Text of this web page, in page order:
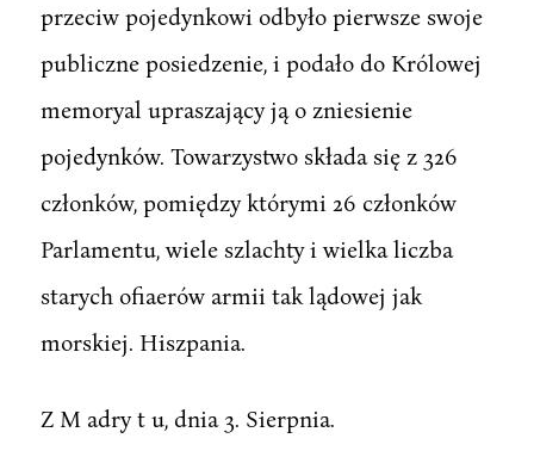
przeciw pojedynkowi odbyło pierwsze swoje
publiczne posiedzenie, i podało do Królowej
memoryal upraszający ją o zniesienie
pojedynków. Towarzystwo składa się z 326
członków, pomiędzy którymi 26 członków
Parlamentu, wiele szlachty i wielka liczba
starych ofiaerów armii tak lądowej jak
morskiej. Hiszpania.
Z M adry t u, dnia 3. Sierpnia.